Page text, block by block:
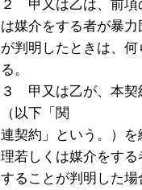
２ 甲又は乙は、前項
は媒介をする者が暴
が判明したときは、
る。
３ 甲又は乙が、本契
（以下「関
連契約」という。）
理若しくは媒介をす
することが判明した